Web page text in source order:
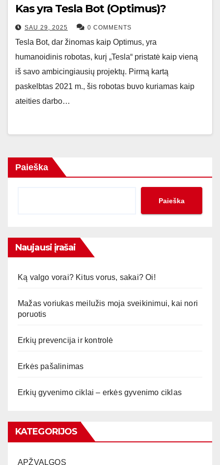
Kas yra Tesla Bot (Optimus)?
SAU 29, 2025 0 COMMENTS
Tesla Bot, dar žinomas kaip Optimus, yra
humanoidinis robotas, kurį „Tesla“ pristatė kaip vieną
iš savo ambicingiausių projektų. Pirmą kartą
paskelbtas 2021 m., šis robotas buvo kuriamas kaip
ateities darbo…
Paieška
Paieška
Naujausi įrašai
Ką valgo vorai? Kitus vorus, sakai? Oi!
Mažas voriukas meilužis moja sveikinimui, kai nori
poruotis
Erkių prevencija ir kontrolė
Erkės pašalinimas
Erkių gyvenimo ciklai – erkės gyvenimo ciklas
KATEGORIJOS
APŽVALGOS